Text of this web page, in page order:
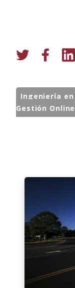
Ingeniería
Gestión Online